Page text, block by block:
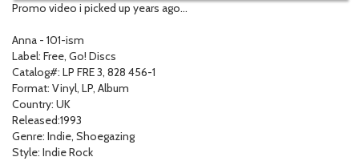
Promo video i picked up years ago...
Anna - 101-ism
Label: Free, Go! Discs
Catalog#: LP FRE 3, 828 456-1
Format: Vinyl, LP, Album
Country: UK
Released:1993
Genre: Indie, Shoegazing
Style: Indie Rock